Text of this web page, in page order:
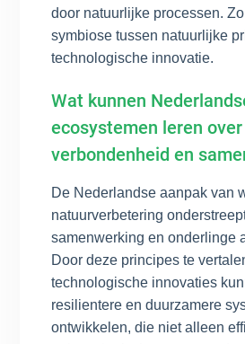
door natuurlijke processen.
symbiose tussen natuurlijke
technologische innovatie.
Wat kunnen
ecosystemen leren
verbondenheid en
De Nederlandse aanpak van
natuurverbetering
samenwerking en onderlinge
Door deze principes te
technologische innovaties
resilientere en duurzamere
ontwikkelen, die niet alleen